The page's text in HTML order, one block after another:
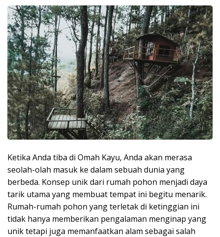
Ketika Anda tiba di Omah Kayu, Anda akan merasa
seolah-olah masuk ke dalam sebuah dunia yang
berbeda. Konsep unik dari rumah pohon menjadi daya
tarik utama yang membuat tempat ini begitu menarik.
Rumah-rumah pohon yang terletak di ketinggian ini
tidak hanya memberikan pengalaman menginap yang
unik tetapi juga memanfaatkan alam sebagai salah